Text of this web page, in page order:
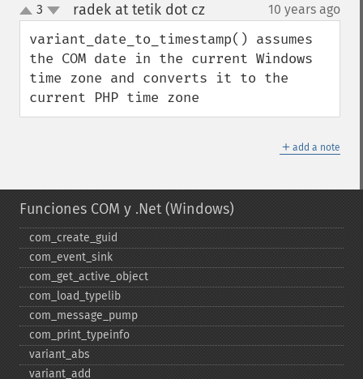
up
down
3 radek at tetik dot cz¶ 10 years ago
variant_date_to_timestamp() assumes
the COM date in the current Windows
time zone and converts it to the
current PHP time zone
＋ add a note
Funciones COM y .Net (Windows)
com_​create_​guid
com_​event_​sink
com_​get_​active_​object
com_​load_​typelib
com_​message_​pump
com_​print_​typeinfo
variant_​abs
variant_​add